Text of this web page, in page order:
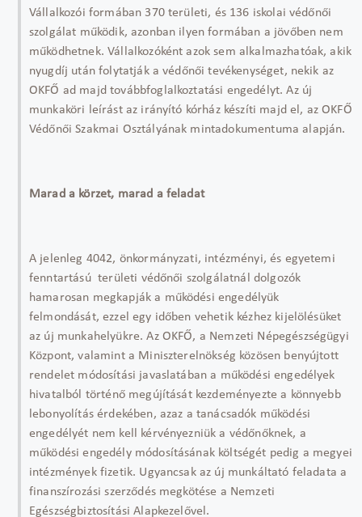
Vállalkozói formában 370 területi, és 136 iskolai védőnői
szolgálat működik, azonban ilyen formában a jövőben nem
működhetnek. Vállalkozóként azok sem alkalmazhatóak, akik
nyugdíj után folytatják a védőnői tevékenységet, nekik az
OKFŐ ad majd továbbfoglalkoztatási engedélyt. Az új
munkaköri leírást az irányító kórház készíti majd el, az OKFŐ
Védőnői Szakmai Osztályának mintadokumentuma alapján.
Marad a körzet, marad a feladat
A jelenleg 4042, önkormányzati, intézményi, és egyetemi
fenntartású területi védőnői szolgálatnál dolgozók
hamarosan megkapják a működési engedélyük
felmondását, ezzel egy időben vehetik kézhez kijelölésüket
az új munkahelyükre. Az OKFŐ, a Nemzeti Népegészségügyi
Központ, valamint a Miniszterelnökség közösen benyújtott
rendelet módosítási javaslatában a működési engedélyek
hivatalból történő megújítását kezdeményezte a könnyebb
lebonyolítás érdekében, azaz a tanácsadók működési
engedélyét nem kell kérvényezniük a védőnőknek, a
működési engedély módosításának költségét pedig a megyei
intézmények fizetik. Ugyancsak az új munkáltató feladata a
finanszírozási szerződés megkötése a Nemzeti
Egészségbiztosítási Alapkezelővel.